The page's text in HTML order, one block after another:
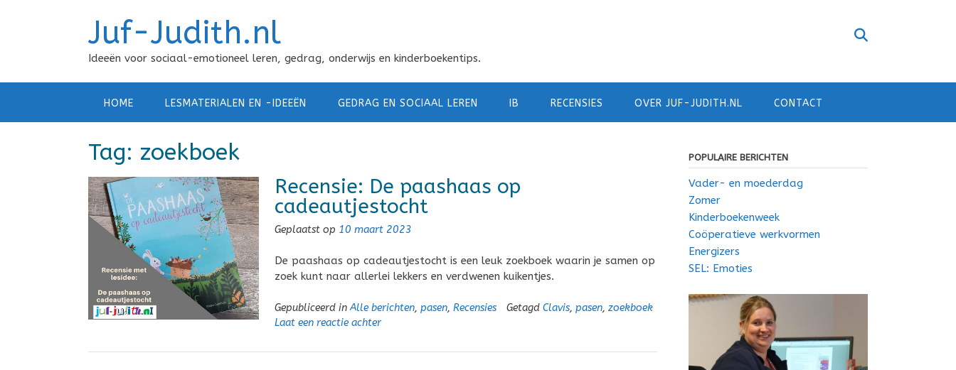
Juf-Judith.nl
Ideeën voor sociaal-emotioneel leren, gedrag, onderwijs en kinderboekentips.
HOME LESMATERIALEN EN -IDEEËN GEDRAG EN SOCIAAL LEREN IB RECENSIES OVER JUF-JUDITH.NL CONTACT
Tag: zoekboek
Recensie: De paashaas op
cadeautjestocht
Geplaatst op 10 maart 2023
De paashaas op cadeautjestocht is een leuk zoekboek waarin je samen op
zoek kunt naar allerlei lekkers en verdwenen kuikentjes.
Gepubliceerd inAlle berichten, pasen, Recensies Getagd Clavis, pasen, zoekboek
Laat een reactie achter
POPULAIRE BERICHTEN
Vader- en moederdag
Zomer
Kinderboekenweek
Coöperatieve werkvormen
Energizers
SEL: Emoties